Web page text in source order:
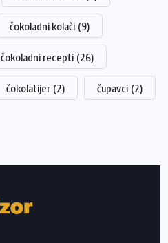
čokoladni kolači (9)
čokoladni recepti (26)
čokolatijer (2) čupavci (2)